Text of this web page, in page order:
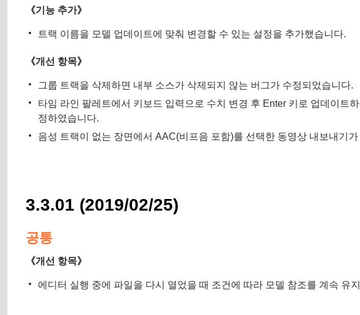
《기능 추가》
트랙 이름을 모델 업데이트에 맞춰 변경할 수 있는 설정을 추가했습니다.
《개선 항목》
그룹 트랙을 삭제하면 내부 소스가 삭제되지 않는 버그가 수정되었습니다.
타임 라인 팔레트에서 키보드 입력으로 수치 변경 후 Enter 키로 업데이트
정하였습니다.
음성 트랙이 없는 장면에서 AAC(비프음 포함)를 선택한 동영상 내보내기
3.3.01 (2019/02/25)
공통
《개선 항목》
에디터 실행 중에 파일을 다시 열었을 때 조건에 따라 모델 참조를 계속 유